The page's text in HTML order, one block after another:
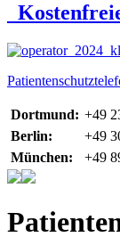
Dortmund: +49
Berlin:
+49
München:
+49